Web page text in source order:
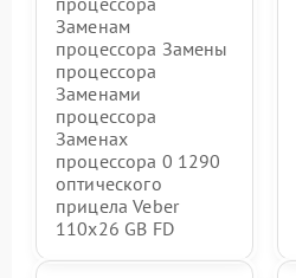
Заменам
процессора Замены
процессора
Заменами
процессора
Заменах
процессора 0 1290
оптического
прицела Veber
110х26 GB FD